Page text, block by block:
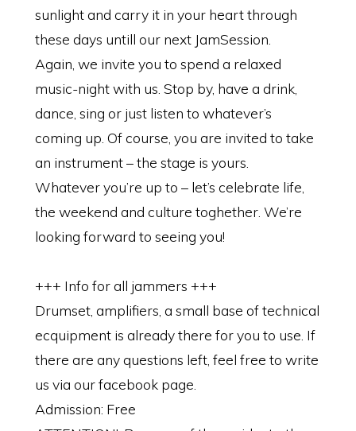
sunlight and carry it in your heart through
these days untill our next JamSession.
Again, we invite you to spend a relaxed
music-night with us. Stop by, have a drink,
dance, sing or just listen to whatever’s
coming up. Of course, you are invited to take
an instrument – the stage is yours.
Whatever you’re up to – let’s celebrate life,
the weekend and culture toghether. We’re
looking forward to seeing you!
+++ Info for all jammers +++
Drumset, amplifiers, a small base of technical
ecquipment is already there for you to use. If
there are any questions left, feel free to write
us via our facebook page.
Admission: Free